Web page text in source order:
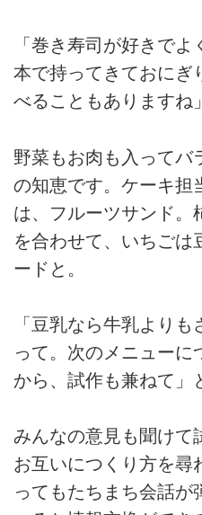
「巻き寿司が好きで
本で持ってきておにぎ
べることもありますね」
野菜もお肉も入ってバ
の知恵です。ケーキ担
は、フルーツサンド。
を合わせて、いちごは
ードと。
「豆乳なら牛乳より
って。次のメニューに
から、試作も兼ねて」
みんなの意見も聞けて
お互いにつくり方を尋
ってもたちまち会話が